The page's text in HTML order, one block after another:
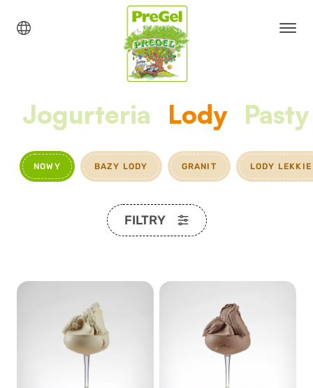
Jogurteria Lody Pasty
NOWY BAZY LODY GRANIT LODY LEKKIE
FILTRY